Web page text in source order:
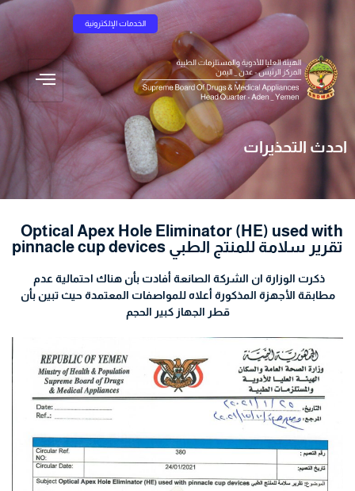
الخدمات الإلكترونية
احدث التحذيرات
Optical Apex Hole Eliminator (HE) used with
pinnacle cup devices تقرير سلامة للمنتج الطبي
مطابقة الأجهزة المذكورة أعلاه للمواصفات المعتمدة حيث تبين بأن
قطر الجهاز كبير الحجم